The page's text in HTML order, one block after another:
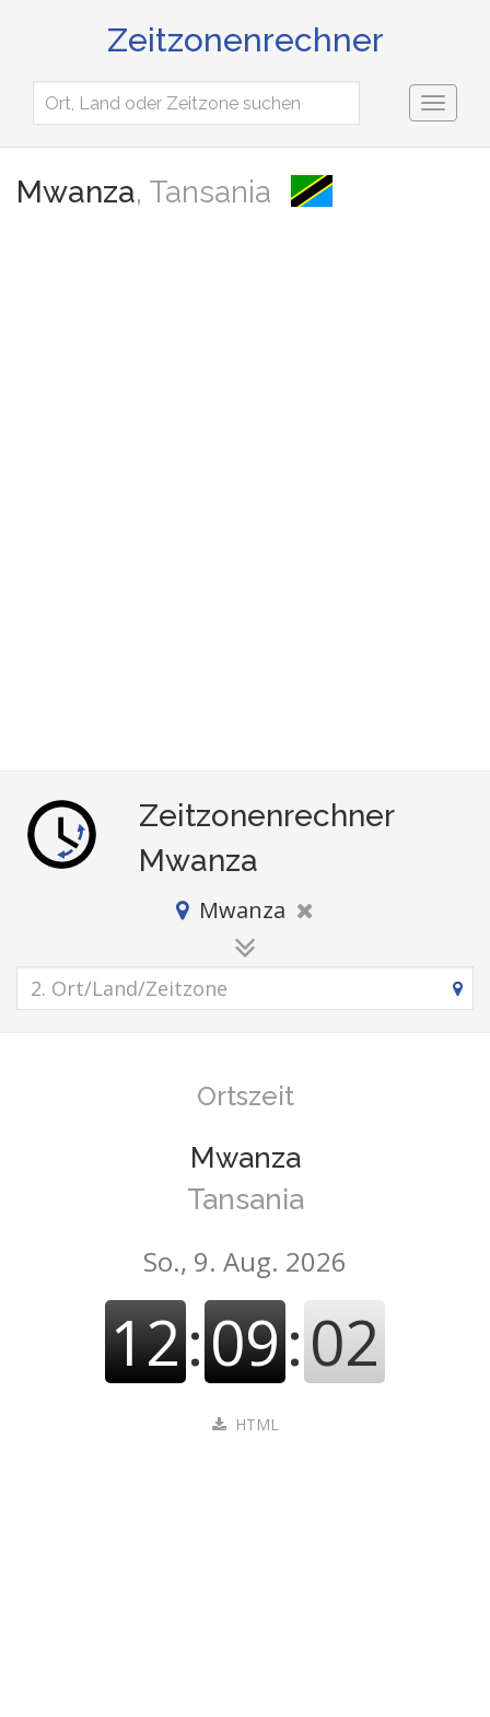
Zeitzonenrechner
Toggle
Mwanza, Tansania
Zeitzonenrechner
Mwanza
Mwanza
Ortszeit
Mwanza
Tansania
So., 9. Aug. 2026
12:09:03
HTML